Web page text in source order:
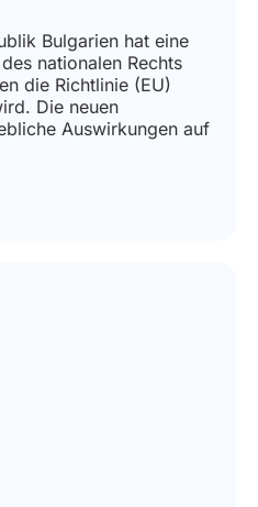
Bulgarien hat eine
nationalen Rechts
die Richtlinie (EU)
Die neuen
Auswirkungen auf